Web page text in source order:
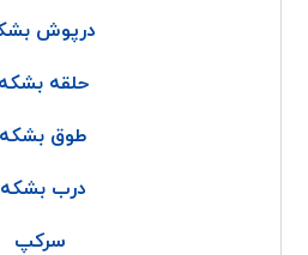
درپوش
حلقه بشکه
طوق بشکه
درب بشکه
سرکپ